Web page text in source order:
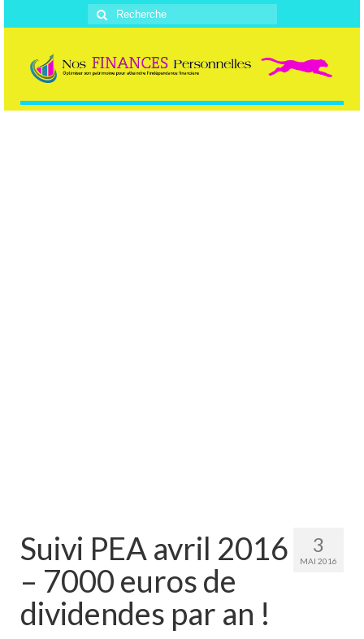
Rechercher
:
3
MAI 2016
Suivi PEA avril 2016
– 7000 euros de
dividendes par an !